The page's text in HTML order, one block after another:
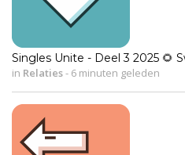
Singles Unite - Deel 3 2025 🌻
in Relaties- 6 minuten geleden